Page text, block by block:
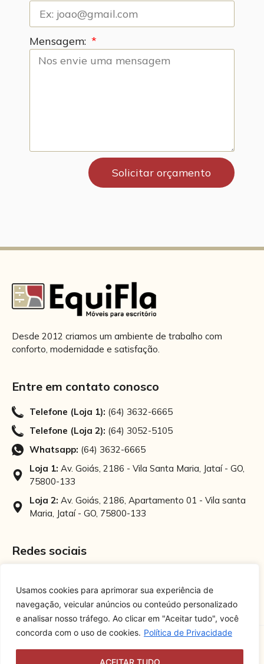
Usamos cookies para aprimorar sua experiência de
navegação, veicular anúncios ou conteúdo personalizado
e analisar nosso tráfego. Ao clicar em "Aceitar tudo", você
concorda com o uso de cookies. Política de Privacidade
ACEITAR TUDO
Mensagem:
Solicitar orçamento
Desde 2012 criamos um ambiente de trabalho com
conforto, modernidade e satisfação.
Entre em contato conosco
Telefone (Loja 1): (64) 3632-6665
Telefone (Loja 2): (64) 3052-5105
Whatsapp: (64) 3632-6665
Loja 1: Av. Goiás, 2186 - Vila Santa Maria, Jataí - GO,
75800-133
Loja 2: Av. Goiás, 2186, Apartamento 01 - Vila santa
Maria, Jataí - GO, 75800-133
Redes sociais
Facebook